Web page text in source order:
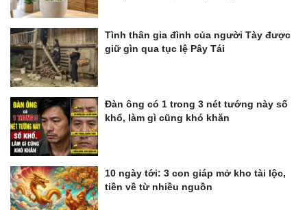
Tình thân gia đình của người Tày được
giữ gìn qua tục lệ Pây Tái
Đàn ông có 1 trong 3 nét tướng này số
khổ, làm gì cũng khó khăn
10 ngày tới: 3 con giáp mở kho tài lộc,
tiền về từ nhiều nguồn